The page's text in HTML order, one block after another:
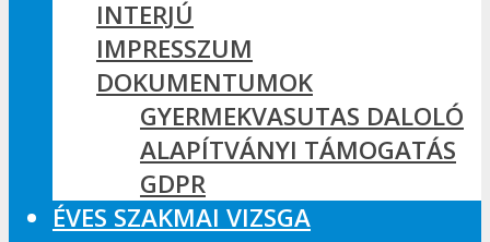
INTERJÚ
IMPRESSZUM
DOKUMENTUMOK
GYERMEKVASUTAS DALOLÓ
ALAPÍTVÁNYI TÁMOGATÁS
GDPR
ÉVES SZAKMAI VIZSGA